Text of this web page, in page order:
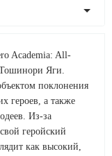
Academia: All-
Яги.
поклонения
героев, а также
Из-за
геройский
как высокий,